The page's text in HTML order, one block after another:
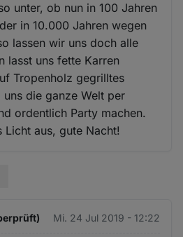
unter, ob nun in 100 Jahren
in 10.000 Jahren wegen
lassen wir uns doch alle
lasst uns fette Karren
Tropenholz gegrilltes
die ganze Welt per
ordentlich Party machen.
Licht aus, gute Nacht!
Mi. 24 Jul 2019 - 12:22